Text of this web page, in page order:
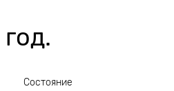
Состояние